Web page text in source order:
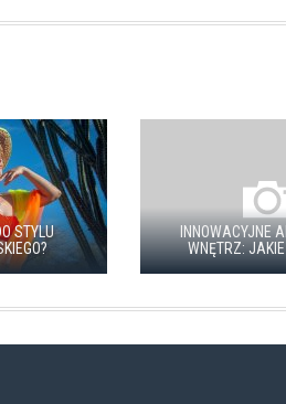
STYLU
INNOWACYJNE
WNĘTRZ: